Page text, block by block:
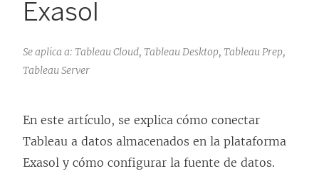
Exasol
Se aplica a: Tableau Cloud, Tableau Desktop, Tableau Prep,
Tableau Server
En este artículo, se explica cómo conectar
Tableau a datos almacenados en la plataforma
Exasol y cómo configurar la fuente de datos.